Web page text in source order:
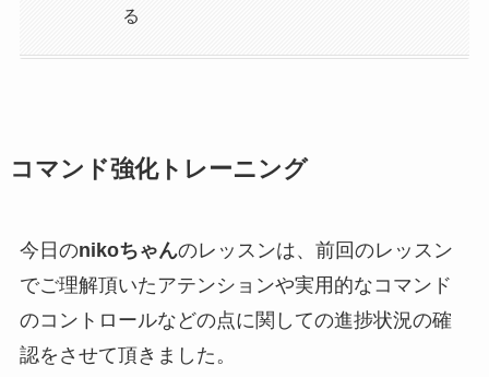
る
コマンド強化トレーニング
今日のnikoちゃんのレッスンは、前回のレッスン
でご理解頂いたアテンションや実用的なコマンド
のコントロールなどの点に関しての進捗状況の確
認をさせて頂きました。